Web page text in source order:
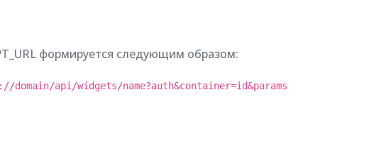
формируется следующим образом:
domain/api/widgets/name?auth&container=id&params